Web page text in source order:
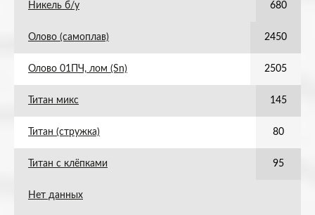
Никель б/у 680
Олово (самоплав) 2450
Олово 01ПЧ, лом (Sn) 2505
Титан микс 145
Титан (стружка) 80
Титан с клёпками 95
Нет данных